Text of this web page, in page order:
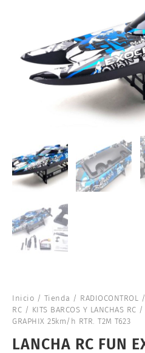
Inicio / Tienda / RADIOCONTROL /
RC / KITS BARCOS Y LANCHAS RC /
GRAPHIX 25km/h RTR. T2M T623
LANCHA RC FUN